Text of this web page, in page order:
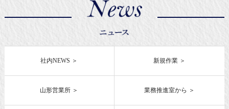
社内NEWS 新規作業
山形営業所 業務推進室から